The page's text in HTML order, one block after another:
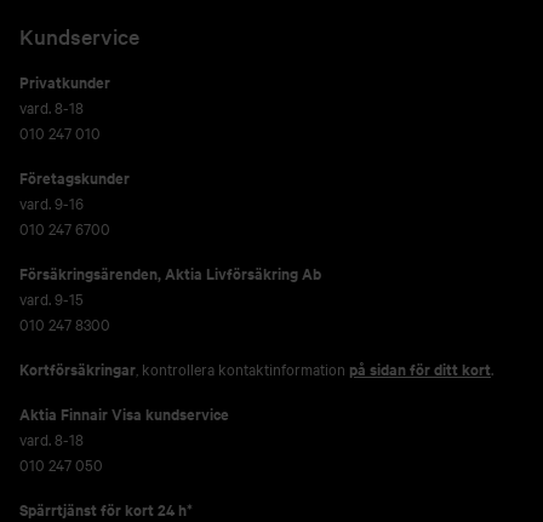
Kundservice
Privatkunder
vard. 8-18
010 247 010
Företagskunder
vard. 9-16
010 247 6700
Försäkringsärenden,Aktia Livförsäkring Ab
vard. 9-15
010 247 8300
Kortförsäkringar , kontrollera kontaktinformation på sidan för ditt kort.
Aktia Finnair Visa kundservice
vard. 8-18
010 247 050
Spärrtjänst för kort 24 h*